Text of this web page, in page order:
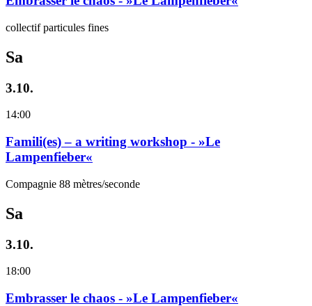
collectif particules fines
Sa
3.10.
14:00
Famili(es) – a writing workshop - »Le
Lampenfieber«
Compagnie 88 mètres/seconde
Sa
3.10.
18:00
Embrasser le chaos - »Le Lampenfieber«